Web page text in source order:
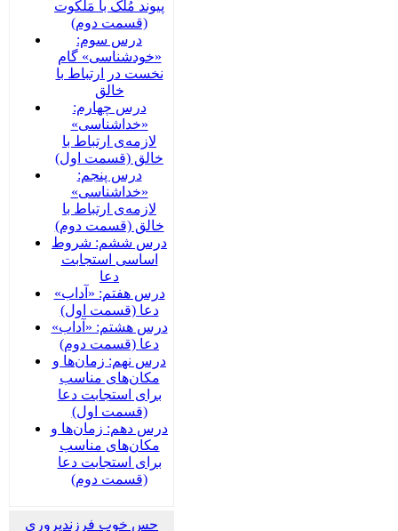
پیوند مُلک با مَلَکوت
(قسمت دوم)
درس سوم:
«خودشناسی» گام
نخست در ارتباط با
خالق
درس چهارم:
«خداشناسی»
لازمه‌ی ارتباط با
خالق (قسمت اول)
درس پنجم:
«خداشناسی»
لازمه‌ی ارتباط با
خالق (قسمت دوم)
درس ششم: شروط
اساسی استجابت
دعا
درس هفتم: «آداب»
دعا (قسمت اول)
درس هشتم: «آداب»
دعا (قسمت دوم)
درس نهم: زمان‌ها و
مکان‌های مناسب
برای استجابت دعا
(قسمت اول)
درس دهم: زمان‌ها و
مکان‌های مناسب
برای استجابت دعا
(قسمت دوم)
حس خوب فرزندپروری